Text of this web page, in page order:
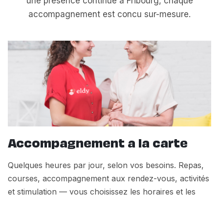
accompagnement est concu sur-mesure.
Accompagnement a la carte
Quelques heures par jour, selon vos besoins. Repas,
courses, accompagnement aux rendez-vous, activités
et stimulation — vous choisissez les horaires et les